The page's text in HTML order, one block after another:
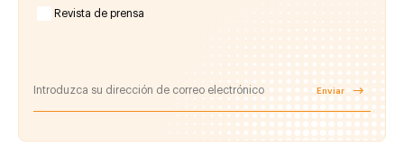
Revista de prensa
Enviar